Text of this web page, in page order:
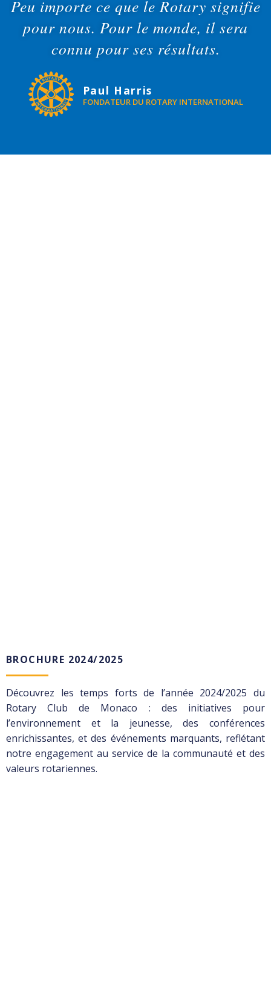
Peu importe ce que le Rotary signifie
pour nous. Pour le monde, il sera
connu pour ses résultats.
Paul Harris
FONDATEUR DU ROTARY INTERNATIONAL
BROCHURE 2024/2025
Découvrez les temps forts de l’année 2024/2025 du
Rotary Club de Monaco : des initiatives pour
l’environnement et la jeunesse, des conférences
enrichissantes, et des événements marquants, reflétant
notre engagement au service de la communauté et des
valeurs rotariennes.